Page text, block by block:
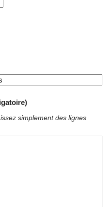
simplement des lignes